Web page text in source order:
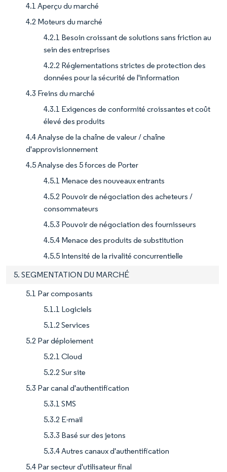
4.1 Aperçu du marché
4.2 Moteurs du marché
4.2.1 Besoin croissant de solutions sans friction au
sein des entreprises
4.2.2 Réglementations strictes de protection des
données pour la sécurité de l'information
4.3 Freins du marché
4.3.1 Exigences de conformité croissantes et coût
élevé des produits
4.4 Analyse de la chaîne de valeur / chaîne
d'approvisionnement
4.5 Analyse des 5 forces de Porter
4.5.1 Menace des nouveaux entrants
4.5.2 Pouvoir de négociation des acheteurs /
consommateurs
4.5.3 Pouvoir de négociation des fournisseurs
4.5.4 Menace des produits de substitution
4.5.5 Intensité de la rivalité concurrentielle
5. SEGMENTATION DU MARCHÉ
5.1 Par composants
5.1.1 Logiciels
5.1.2 Services
5.2 Par déploiement
5.2.1 Cloud
5.2.2 Sur site
5.3 Par canal d'authentification
5.3.1 SMS
5.3.2 E-mail
5.3.3 Basé sur des jetons
5.3.4 Autres canaux d'authentification
5.4 Par secteur d'utilisateur final